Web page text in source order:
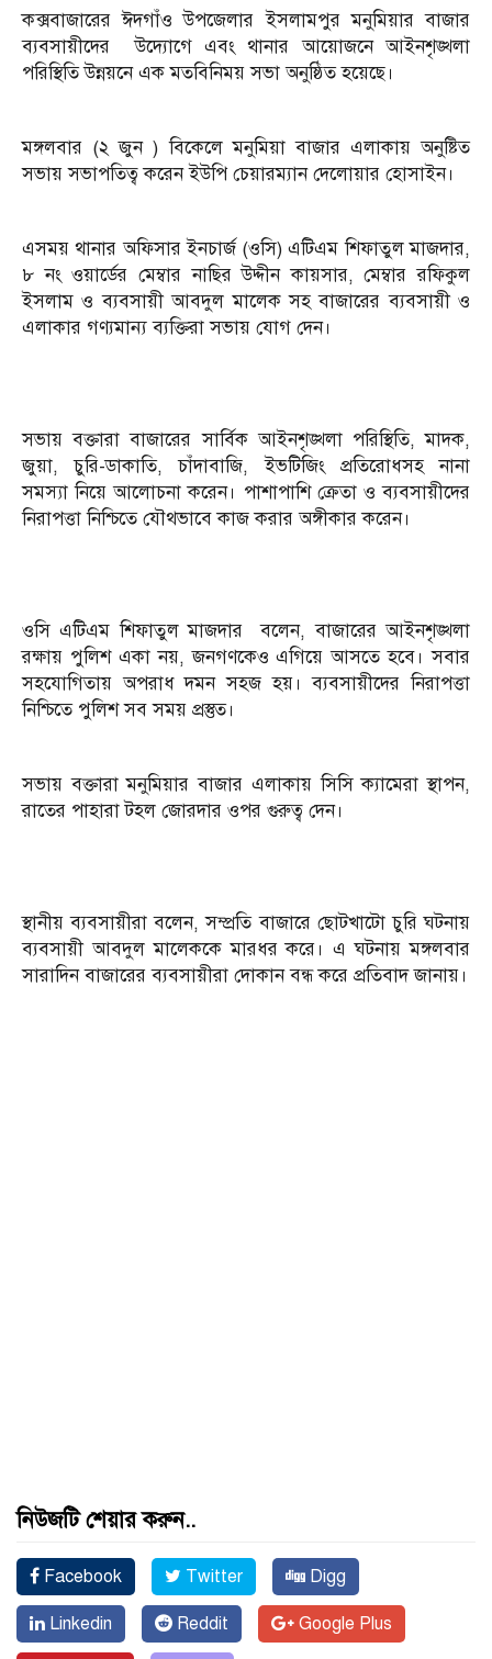
কক্সবাজারের ঈদগাঁও উপজেলার ইসলামপুর মনুমিয়ার বাজার
ব্যবসায়ীদের উদ্যোগে এবং থানার আয়োজনে আইনশৃঙ্খলা
পরিস্থিতি উন্নয়নে এক মতবিনিময় সভা অনুষ্ঠিত হয়েছে।
মঙ্গলবার (২ জুন ) বিকেলে মনুমিয়া বাজার এলাকায় অনুষ্টিত
সভায় সভাপতিত্ব করেন ইউপি চেয়ারম্যান দেলোয়ার হোসাইন।
এসময় থানার অফিসার ইনচার্জ (ওসি) এটিএম শিফাতুল মাজদার,
৮ নং ওয়ার্ডের মেম্বার নাছির উদ্দীন কায়সার, মেম্বার রফিকুল
ইসলাম ও ব্যবসায়ী আবদুল মালেক সহ বাজারের ব্যবসায়ী ও
এলাকার গণ্যমান্য ব্যক্তিরা সভায় যোগ দেন।
সভায় বক্তারা বাজারের সার্বিক আইনশৃঙ্খলা পরিস্থিতি, মাদক,
জুয়া, চুরি-ডাকাতি, চাঁদাবাজি, ইভটিজিং প্রতিরোধসহ নানা
সমস্যা নিয়ে আলোচনা করেন। পাশাপাশি ক্রেতা ও ব্যবসায়ীদের
নিরাপত্তা নিশ্চিতে যৌথভাবে কাজ করার অঙ্গীকার করেন।
ওসি এটিএম শিফাতুল মাজদার বলেন, বাজারের আইনশৃঙ্খলা
রক্ষায় পুলিশ একা নয়, জনগণকেও এগিয়ে আসতে হবে। সবার
সহযোগিতায় অপরাধ দমন সহজ হয়। ব্যবসায়ীদের নিরাপত্তা
নিশ্চিতে পুলিশ সব সময় প্রস্তুত।
সভায় বক্তারা মনুমিয়ার বাজার এলাকায় সিসি ক্যামেরা স্থাপন,
রাতের পাহারা টহল জোরদার ওপর গুরুত্ব দেন।
স্থানীয় ব্যবসায়ীরা বলেন, সম্প্রতি বাজারে ছোটখাটো চুরি ঘটনায়
ব্যবসায়ী আবদুল মালেককে মারধর করে। এ ঘটনায় মঙ্গলবার
সারাদিন বাজারের ব্যবসায়ীরা দোকান বন্ধ করে প্রতিবাদ জানায়।
নিউজটি শেয়ার করুন..
Facebook Twitter Digg
Linkedin Reddit Google Plus